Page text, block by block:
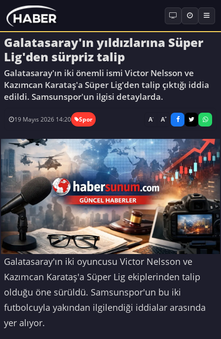
Galatasaray'ın yıldızlarına Süper
Lig'den sürpriz talip
Galatasaray'ın iki önemli ismi Victor Nelsson ve
Kazımcan Karataş'a Süper Lig'den talip çıktığı iddia
edildi. Samsunspor'un ilgisi detaylarda.
19 Mayıs 2026 14:20 Spor A- A+
Galatasaray'ın iki oyuncusu Victor Nelsson ve
Kazımcan Karataş'a Süper Lig ekiplerinden talip
olduğu öne sürüldü. Samsunspor'un bu iki
futbolcuyla yakından ilgilendiği iddialar arasında
yer alıyor.